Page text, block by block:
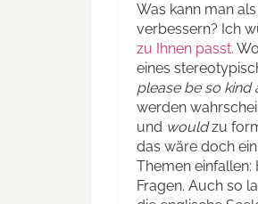
Was kann man
verbessern? Ich
zu Ihnen passt.
eines
please be so kind
werden
und wouldzu
das wäre doch
Themen
Fragen. Auch so